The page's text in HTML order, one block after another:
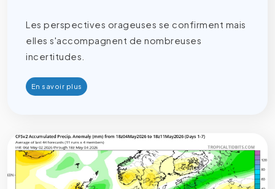
Les perspectives orageuses se confirment mais
elles s'accompagnent de nombreuses
incertitudes.
En savoir plus